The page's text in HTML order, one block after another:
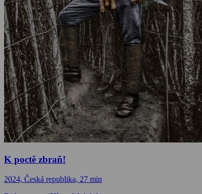
K poctě zbraň!
2024, Česká republika, 27 min